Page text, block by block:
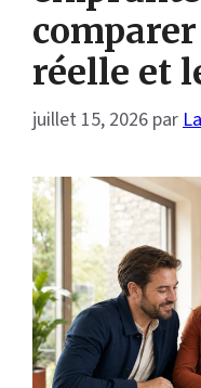
réelle et
juillet 15, 2026 par